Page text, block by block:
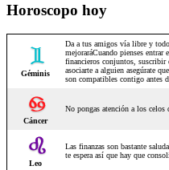
Horoscopo hoy